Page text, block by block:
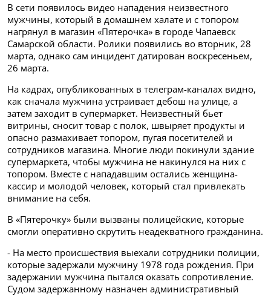
В сети появилось видео нападения неизвестного
мужчины, который в домашнем халате и с топором
нагрянул в магазин «Пятерочка» в городе Чапаевск
Самарской области. Ролики появились во вторник, 28
марта, однако сам инцидент датирован воскресеньем,
26 марта.
На кадрах, опубликованных в телеграм-каналах видно,
как сначала мужчина устраивает дебош на улице, а
затем заходит в супермаркет. Неизвестный бьет
витрины, сносит товар с полок, швыряет продукты и
опасно размахивает топором, пугая посетителей и
сотрудников магазина. Многие люди покинули здание
супермаркета, чтобы мужчина не накинулся на них с
топором. Вместе с нападавшим остались женщина-
кассир и молодой человек, который стал привлекать
внимание на себя.
В «Пятерочку» были вызваны полицейские, которые
смогли оперативно скрутить неадекватного гражданина.
- На место происшествия выехали сотрудники полиции,
которые задержали мужчину 1978 года рождения. При
задержании мужчина пытался оказать сопротивление.
Судом задержанному назначен административный